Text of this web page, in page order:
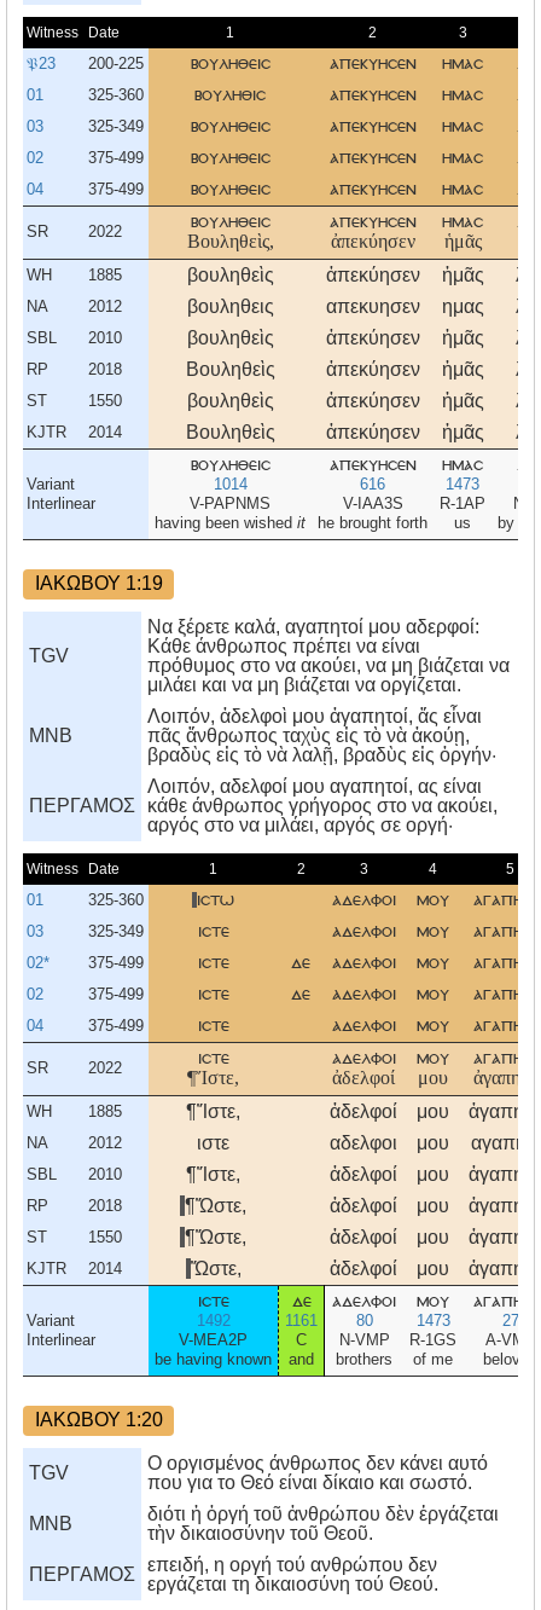
Witness Date 1 2 3
𝔓23 200-225 βουληθεισ απεκυησεν ημασ
01 325-360 βουληθισ απεκυησεν ημασ
03 325-349 βουληθεισ απεκυησεν ημασ
02 375-499 βουληθεισ απεκυησεν ημασ
04 375-499 βουληθεισ απεκυησεν ημασ
SR 2022
βουληθεισ
Βουληθεὶς,
απεκυησεν
ἀπεκύησεν
ημασ
ἡμᾶς
WH 1885 βουληθεὶς ἀπεκύησεν ἡμᾶς
NA 2012 βουληθεις απεκυησεν ημας
SBL 2010 βουληθεὶς ἀπεκύησεν ἡμᾶς
RP 2018 Βουληθεὶς ἀπεκύησεν ἡμᾶς
ST 1550 βουληθεὶς ἀπεκύησεν ἡμᾶς
KJTR 2014 Βουληθεὶς ἀπεκύησεν ἡμᾶς
Variant
Interlinear
βουληθεισ
1014
V-PAPNMS
having been wished it
απεκυησεν
616
V-IAA3S
he brought forth
ημασ
1473
R-1AP
us
N-
by
ΙΑΚΩΒΟΥ 1:19
TGV
Να ξέρετε καλά, αγαπητοί μου αδερφοί:
Κάθε άνθρωπος πρέπει να είναι
πρόθυμος στο να ακούει, να μη βιάζεται να
μιλάει και να μη βιάζεται να οργίζεται.
MNB
Λοιπόν, ἀδελφοὶ μου ἀγαπητοί, ἄς εἶναι
πᾶς ἄνθρωπος ταχὺς εἰς τὸ νὰ ἀκούῃ,
βραδὺς εἰς τὸ νὰ λαλῇ, βραδὺς εἰς ὀργήν·
ΠΕΡΓΑΜΟΣ
Λοιπόν, αδελφοί μου αγαπητοί, ας είναι
κάθε άνθρωπος γρήγορος στο να ακούει,
αργός στο να μιλάει, αργός σε οργή·
Witness Date 1 2 3 4 5
01 325-360 ιστω αδελφοι μου
03 325-349 ιστε αδελφοι μου
02* 375-499 ιστε δε αδελφοι μου
02 375-499 ιστε δε αδελφοι μου
04 375-499 ιστε αδελφοι μου
SR 2022
ιστε
¶Ἴστε,
αδελφοι
ἀδελφοί
μου
μου
WH 1885 ¶Ἴστε, ἀδελφοί μου
NA 2012 ιστε αδελφοι μου
SBL 2010 ¶Ἴστε, ἀδελφοί μου
RP 2018 ¶Ὥστε, ἀδελφοί μου
ST 1550 ¶Ὥστε, ἀδελφοί μου
KJTR 2014 Ὥστε, ἀδελφοί μου
Variant
Interlinear
ιστε
1492
V-MEA2P
be having known
δε
1161
C
and
αδελφοι
80
N-VMP
brothers
μου
1473
R-1GS
of me
27
A-VMP
beloved
ΙΑΚΩΒΟΥ 1:20
TGV
Ο οργισμένος άνθρωπος δεν κάνει αυτό
που για το Θεό είναι δίκαιο και σωστό.
MNB
διότι ἡ ὀργή τοῦ ἀνθρώπου δὲν ἐργάζεται
τὴν δικαιοσύνην τοῦ Θεοῦ.
ΠΕΡΓΑΜΟΣ
επειδή, η οργή τού ανθρώπου δεν
εργάζεται τη δικαιοσύνη τού Θεού.